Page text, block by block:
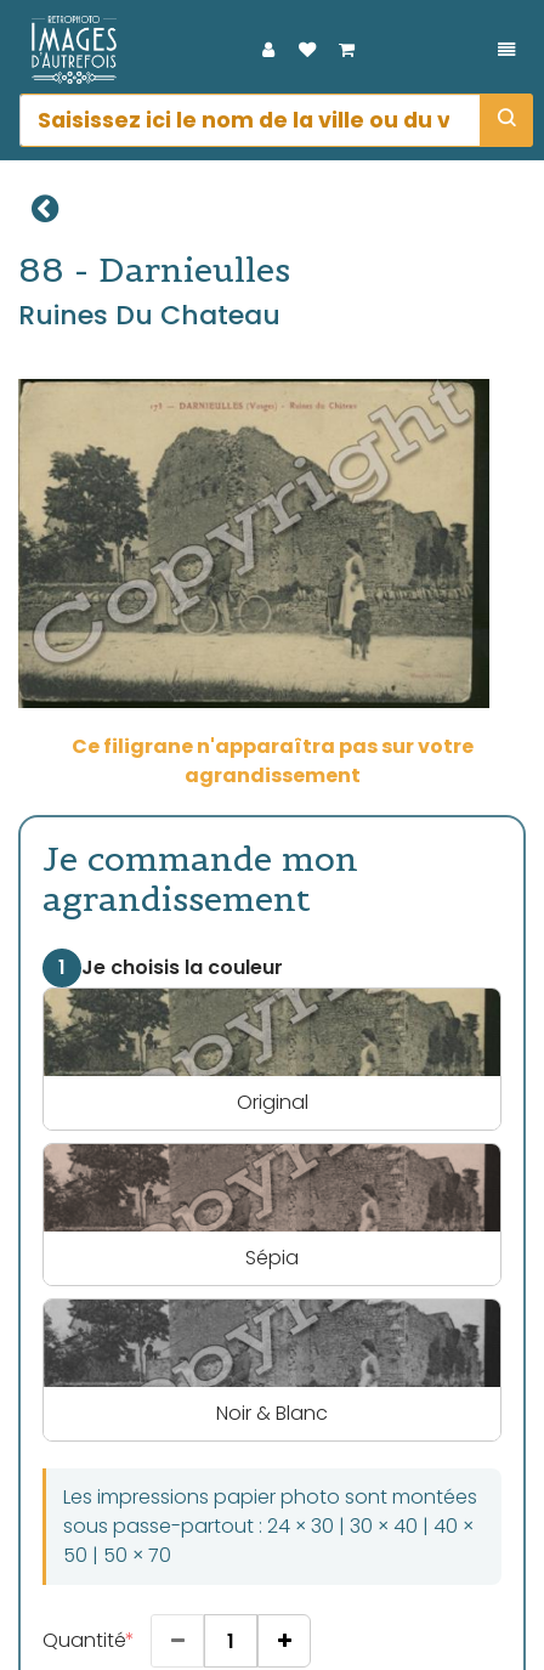
88 - Darnieulles
Ruines Du Chateau
Ce filigrane n'apparaîtra pas sur votre
agrandissement
Je commande mon
agrandissement
1 Je choisis la couleur
Original
Sépia
Noir & Blanc
Les impressions papier photo sont montées
sous passe-partout : 24 × 30 | 30 × 40 | 40 ×
50 | 50 × 70
Quantité